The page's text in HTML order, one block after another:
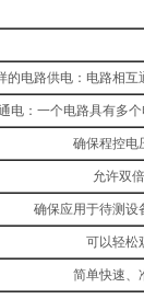
的电路供电：电路相互
电：一个电路具有多
确保程控电
允许双
确保应用于待测设
可以轻松
简单快速、